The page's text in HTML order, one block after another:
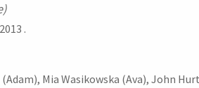
.
Mia Wasikowska (Ava), John